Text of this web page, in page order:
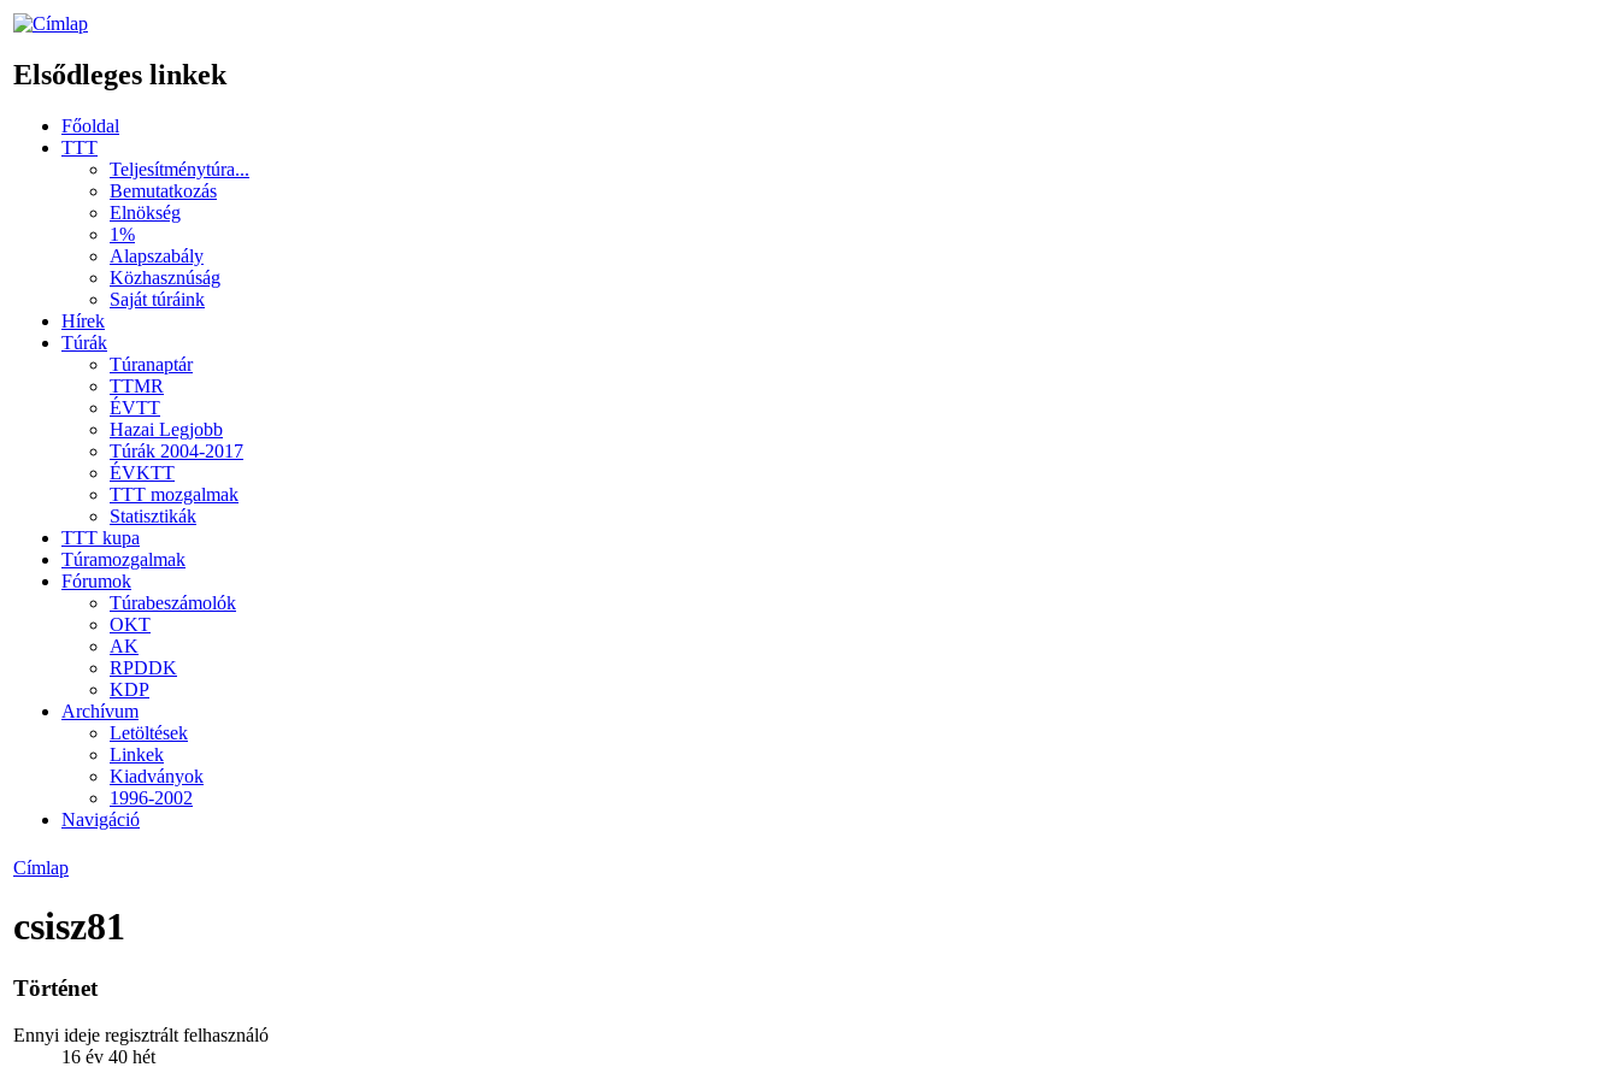
Elsődleges linkek
Főoldal
TTT
Teljesítménytúra...
Bemutatkozás
Elnökség
1%
Alapszabály
Közhasznúság
Saját túráink
Hírek
Túrák
Túranaptár
TTMR
ÉVTT
Hazai Legjobb
Túrák 2004-2017
ÉVKTT
TTT mozgalmak
Statisztikák
TTT kupa
Túramozgalmak
Fórumok
Túrabeszámolók
OKT
AK
RPDDK
KDP
Archívum
Letöltések
Linkek
Kiadványok
1996-2002
Navigáció
Címlap
csisz81
Történet
Ennyi ideje regisztrált felhasználó
16 év 40 hét